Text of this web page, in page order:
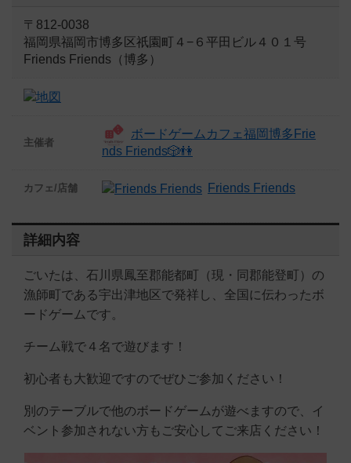
〒812-0038
福岡県福岡市博多区祇園町４−６平田ビル４０１号
Friends Friends（博多）
主催者
ボードゲームカフェ福岡博多Frie
nds Friends🎲👫
カフェ/店舗 Friends Friends
詳細内容
ごいたは、石川県鳳至郡能都町（現・同郡能登町）の
漁師町である宇出津地区で発祥し、全国に伝わったボ
ードゲームです。
チーム戦で４名で遊びます！
初心者も大歓迎ですのでぜひご参加ください！
別のテーブルで他のボードゲームが遊べますので、イ
ベント参加されない方もご安心してご来店ください！